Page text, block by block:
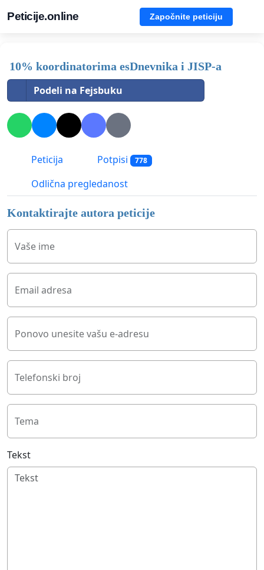
Peticije.online Započnite peticiju
10% koordinatorima esDnevnika i JISP-a
Podeli na Fejsbuku
Peticija Potpisi 778
Odlična pregledanost
Kontaktirajte autora peticije
Vaše ime
Email adresa
Ponovo unesite vašu e-adresu
Telefonski broj
Tema
Tekst